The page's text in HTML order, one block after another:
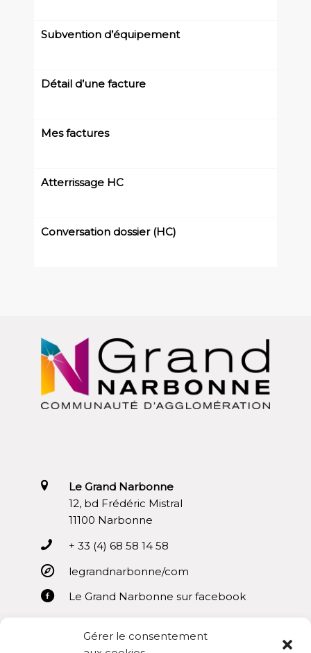
Subvention d’équipement
Détail d’une facture
Mes factures
Atterrissage HC
Conversation dossier (HC)
Le Grand Narbonne
12, bd Frédéric Mistral
11100 Narbonne
+ 33 (4) 68 58 14 58
legrandnarbonne/com
Le Grand Narbonne sur facebook
Gérer le consentement